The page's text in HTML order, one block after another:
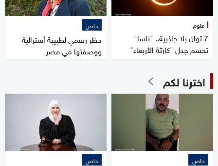
علوم
7 ثوان بلا جاذبية.. "ناسا"
تحسم جدل "كارثة الأربعاء"
خاص
حظر رسمي لطبيبة أسترالية
ووصفتها في مصر
اخترنا لكم
خاص خاص